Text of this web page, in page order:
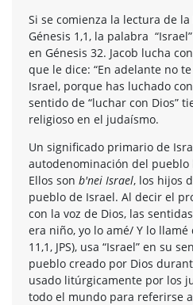
Si se comienza la lectura de
Génesis 1,1, la palabra
en Génesis 32. Jacob lucha
que le dice: “En adelante no
Israel, porque has luchado
sentido de “luchar con Dios”
religioso en el judaísmo.
Un significado primario de
autodenominación del pueblo
Ellos son b'nei Israel, los hijos
pueblo de Israel. Al decir el
con la voz de Dios, las
era niño, yo lo amé/ Y lo llamé
11,1, JPS), usa “Israel” en su
pueblo creado por Dios
usado litúrgicamente por los
todo el mundo para referirse